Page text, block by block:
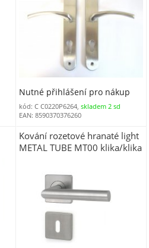
Nutné přihlášení pro nákup
kód: C C0220P6264,skladem 2 sd
EAN: 8590370376260
Kování rozetové hranaté light
METAL TUBE MT00 klika/klika